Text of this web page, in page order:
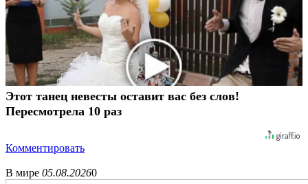
Этот танец невесты оставит вас без слов!
Пересмотрела 10 раз
Комментировать
В мире 05.08.20260